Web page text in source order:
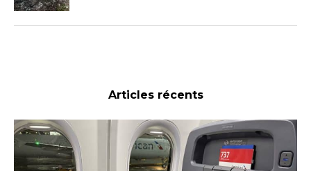
Articles récents